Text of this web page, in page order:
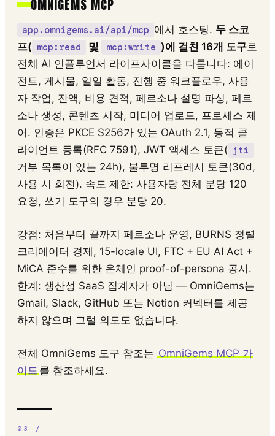
OMNIGEMS MCP
app.omnigems.ai/api/mcp 에서 호스팅. 두 스코
프( mcp:read 및 mcp:write )에 걸친 16개 도구로
전체 AI 인플루언서 라이프사이클을 다룹니다: 에이
전트, 게시물, 일일 활동, 진행 중 워크플로우, 사용
자 작업, 잔액, 비용 견적, 페르소나 설명 파싱, 페르
소나 생성, 콘텐츠 시작, 미디어 업로드, 프로세스 제
어. 인증은 PKCE S256가 있는 OAuth 2.1, 동적 클
라이언트 등록(RFC 7591), JWT 액세스 토큰( jti
거부 목록이 있는 24h), 불투명 리프레시 토큰(30d,
사용 시 회전). 속도 제한: 사용자당 전체 분당 120
요청, 쓰기 도구의 경우 분당 20.
강점: 처음부터 끝까지 페르소나 운영, BURNS 정렬
크리에이터 경제, 15-locale UI, FTC + EU AI Act +
MiCA 준수를 위한 온체인 proof-of-persona 공시.
한계: 생산성 SaaS 집계자가 아님 — OmniGems는
Gmail, Slack, GitHub 또는 Notion 커넥터를 제공
하지 않으며 그럴 의도도 없습니다.
전체 OmniGems 도구 참조는 OmniGems MCP 가
이드를 참조하세요.